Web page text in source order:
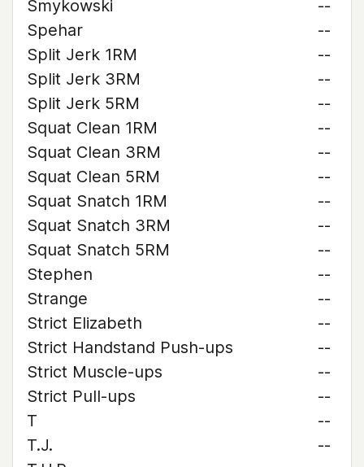
Smykowski
--
Spehar
--
Split Jerk 1RM
--
Split Jerk 3RM
--
Split Jerk 5RM
--
Squat Clean 1RM
--
Squat Clean 3RM
--
Squat Clean 5RM
--
Squat Snatch 1RM
--
Squat Snatch 3RM
--
Squat Snatch 5RM
--
Stephen
--
Strange
--
Strict Elizabeth
--
Strict Handstand Push-ups
--
Strict Muscle-ups
--
Strict Pull-ups
--
T
--
T.J.
--